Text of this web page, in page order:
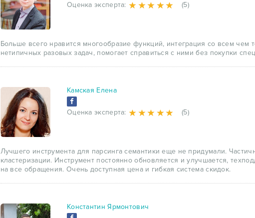
Оценка эксперта: (5)
Больше всего нравится многообразие функций, интеграция со всем чем
нетипичных разовых задач, помогает справиться с ними без покупки
Камская Елена
Оценка эксперта: (5)
Лучшего инструмента для парсинга семантики еще не придумали.
кластеризации. Инструмент постоянно обновляется и улучшается,
на все обращения. Очень доступная цена и гибкая система скидок.
Константин Ярмонтович